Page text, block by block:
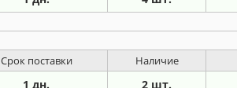
Срок поставки Наличие
1 дн. 2 шт.